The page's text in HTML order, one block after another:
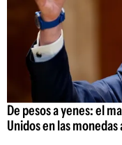
De pesos a yenes: el
Unidos en las monedas